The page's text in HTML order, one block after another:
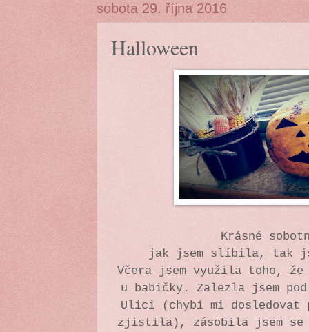
sobota 29. října 2016
Halloween
Krásné
jak jsem slíbila, tak
Včera jsem využila toho,
u babičky. Zalezla jsem
Ulici (chybí mi dosledovat
zjistila), zásobila jsem se